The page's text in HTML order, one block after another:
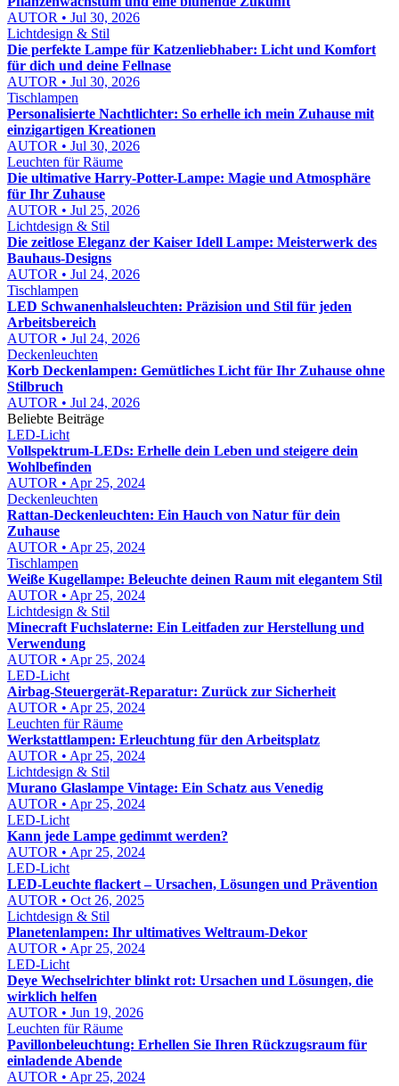
AUTOR • Jul 30, 2026
Lichtdesign & Stil
Die perfekte Lampe für Katzenliebhaber: Licht und Komfort
für dich und deine Fellnase
AUTOR • Jul 30, 2026
Tischlampen
Personalisierte Nachtlichter: So erhelle ich mein Zuhause mit
einzigartigen Kreationen
AUTOR • Jul 30, 2026
Leuchten für Räume
Die ultimative Harry-Potter-Lampe: Magie und Atmosphäre
für Ihr Zuhause
AUTOR • Jul 25, 2026
Lichtdesign & Stil
Die zeitlose Eleganz der Kaiser Idell Lampe: Meisterwerk des
Bauhaus-Designs
AUTOR • Jul 24, 2026
Tischlampen
LED Schwanenhalsleuchten: Präzision und Stil für jeden
Arbeitsbereich
AUTOR • Jul 24, 2026
Deckenleuchten
Korb Deckenlampen: Gemütliches Licht für Ihr Zuhause ohne
Stilbruch
AUTOR • Jul 24, 2026
Beliebte Beiträge
LED-Licht
Vollspektrum-LEDs: Erhelle dein Leben und steigere dein
Wohlbefinden
AUTOR • Apr 25, 2024
Deckenleuchten
Rattan-Deckenleuchten: Ein Hauch von Natur für dein
Zuhause
AUTOR • Apr 25, 2024
Tischlampen
Weiße Kugellampe: Beleuchte deinen Raum mit elegantem Stil
AUTOR • Apr 25, 2024
Lichtdesign & Stil
Minecraft Fuchslaterne: Ein Leitfaden zur Herstellung und
Verwendung
AUTOR • Apr 25, 2024
LED-Licht
Airbag-Steuergerät-Reparatur: Zurück zur Sicherheit
AUTOR • Apr 25, 2024
Leuchten für Räume
Werkstattlampen: Erleuchtung für den Arbeitsplatz
AUTOR • Apr 25, 2024
Lichtdesign & Stil
Murano Glaslampe Vintage: Ein Schatz aus Venedig
AUTOR • Apr 25, 2024
LED-Licht
Kann jede Lampe gedimmt werden?
AUTOR • Apr 25, 2024
LED-Licht
LED-Leuchte flackert – Ursachen, Lösungen und Prävention
AUTOR • Oct 26, 2025
Lichtdesign & Stil
Planetenlampen: Ihr ultimatives Weltraum-Dekor
AUTOR • Apr 25, 2024
LED-Licht
Deye Wechselrichter blinkt rot: Ursachen und Lösungen, die
wirklich helfen
AUTOR • Jun 19, 2026
Leuchten für Räume
Pavillonbeleuchtung: Erhellen Sie Ihren Rückzugsraum für
einladende Abende
AUTOR • Apr 25, 2024